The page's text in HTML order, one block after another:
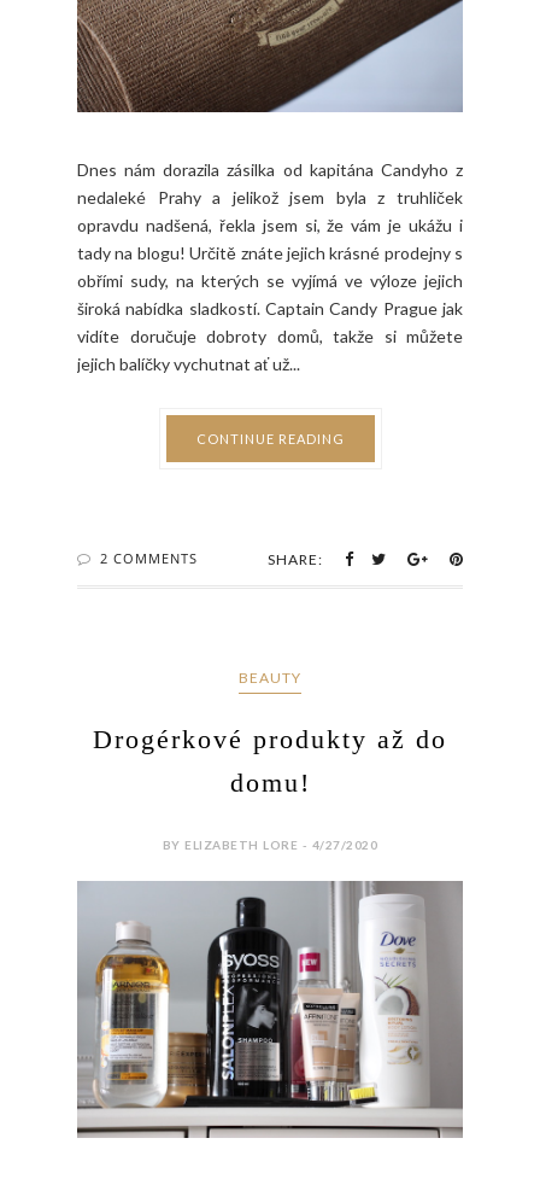
Dnes nám dorazila zásilka od kapitána Candyho z
nedaleké Prahy a jelikož jsem byla z truhliček
opravdu nadšená, řekla jsem si, že vám je ukážu i
tady na blogu! Určitě znáte jejich krásné prodejny s
obřími sudy, na kterých se vyjímá ve výloze jejich
široká nabídka sladkostí. Captain Candy Prague jak
vidíte doručuje dobroty domů, takže si můžete
jejich balíčky vychutnat ať už...
CONTINUE READING
2 COMMENTS SHARE:
BEAUTY
Drogérkové produkty až do
domu!
BY ELIZABETH LORE - 4/27/2020